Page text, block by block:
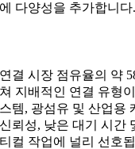
다양성을 추가합니다.
결 시장 점유율의 약
지배적인 연결 유형
템, 광섬유 및 산업용
뢰성, 낮은 대기 시간
컬 작업에 널리 선호